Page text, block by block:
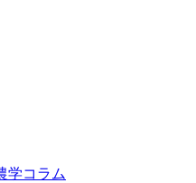
学コラム